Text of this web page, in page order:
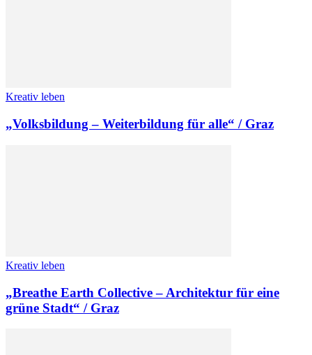
Kreativ leben
„Volksbildung – Weiterbildung für alle“ / Graz
Kreativ leben
„Breathe Earth Collective – Architektur für eine
grüne Stadt“ / Graz